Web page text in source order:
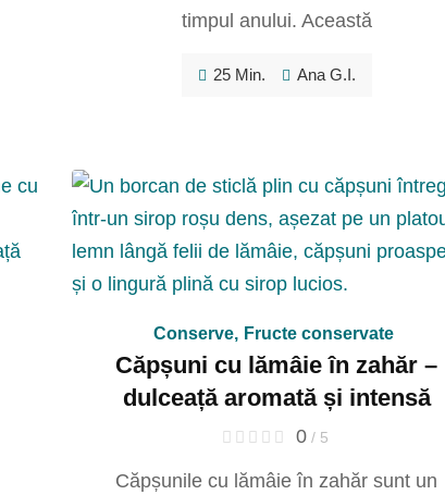
timpul anului. Această
25 Min. Ana G.I.
Conserve, Fructe conservate
Căpșuni cu lămâie în zahăr –
dulceață aromată și intensă
0/ 5
Căpșunile cu lămâie în zahăr sunt un